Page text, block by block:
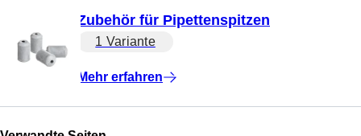
Zubehör für Pipettenspitzen
1 Variante
Mehr erfahren